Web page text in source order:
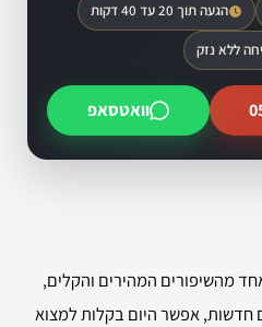
הגעה תוך 20 עד 40 דקות
ללא נזק
וואטסאפ
מהשיפורים המהירים והקלים,
חדשות, אפשר היום בקלות למצוא